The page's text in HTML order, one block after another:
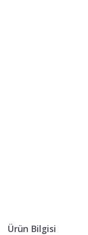
Ürün Bilgisi